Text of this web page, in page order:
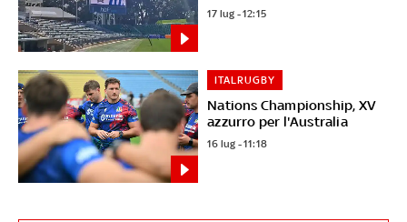
17 lug - 12:15
Nations Championship, XV
azzurro per l'Australia
ITALRUGBY
16 lug - 11:18